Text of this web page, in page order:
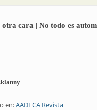
otra cara | No todo es
en:AADECA Revista